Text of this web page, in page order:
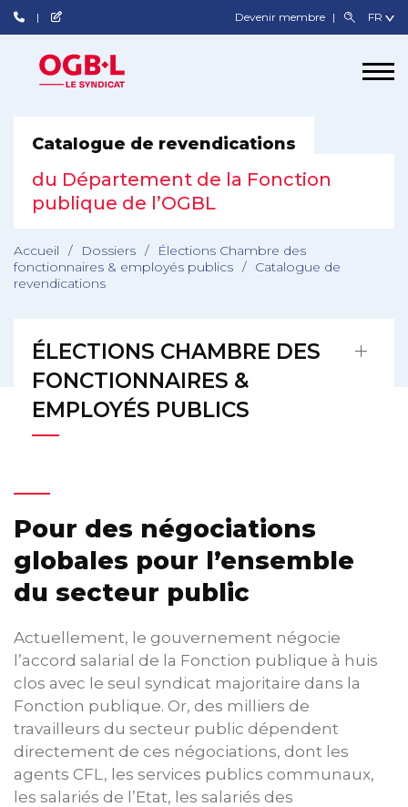
Devenir membre
Catalogue de revendications
du Département de la Fonction
publique de l’OGBL
Accueil / Dossiers /
Élections Chambre des
fonctionnaires & employés publics /
Catalogue de
revendications
ÉLECTIONS CHAMBRE DES
FONCTIONNAIRES &
EMPLOYÉS PUBLICS
Pour des négociations
globales pour l’ensemble
du secteur public
Actuellement, le gouvernement négocie
l’accord salarial de la Fonction publique à huis
clos avec le seul syndicat majoritaire dans la
Fonction publique. Or, des milliers de
travailleurs du secteur public dépendent
directement de ces négociations, dont les
agents CFL, les services publics communaux,
les salariés de l’Etat, les salariés des